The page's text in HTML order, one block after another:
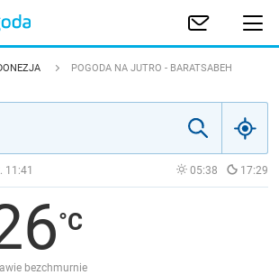
POGODA NA JUTRO - BARATSABEH
11:41 05:38 17:29
bezchmurnie